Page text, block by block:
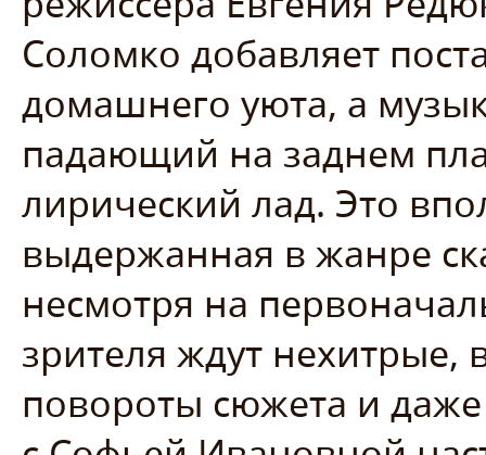
Соломко добавляет
домашнего уюта, а
падающий на заднем
лирический лад. Это
выдержанная в жанре
несмотря на
зрителя ждут
повороты сюжета и